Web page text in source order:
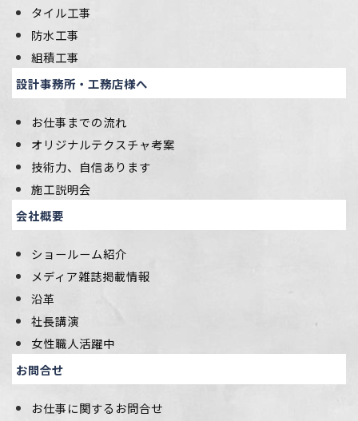
タイル工事
防水工事
組積工事
設計事務所・工務店様へ
お仕事までの流れ
オリジナルテクスチャ考案
技術力、自信あります
施工説明会
会社概要
ショールーム紹介
メディア雑誌掲載情報
沿革
社長講演
女性職人活躍中
お問合せ
お仕事に関するお問合せ